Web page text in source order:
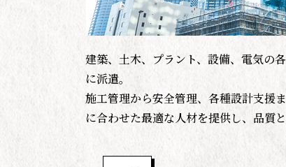
建築、土木、プラント、設備、電気の
に派遣。
施工管理から安全管理、各種設計支援
に合わせた最適な人材を提供し、品質